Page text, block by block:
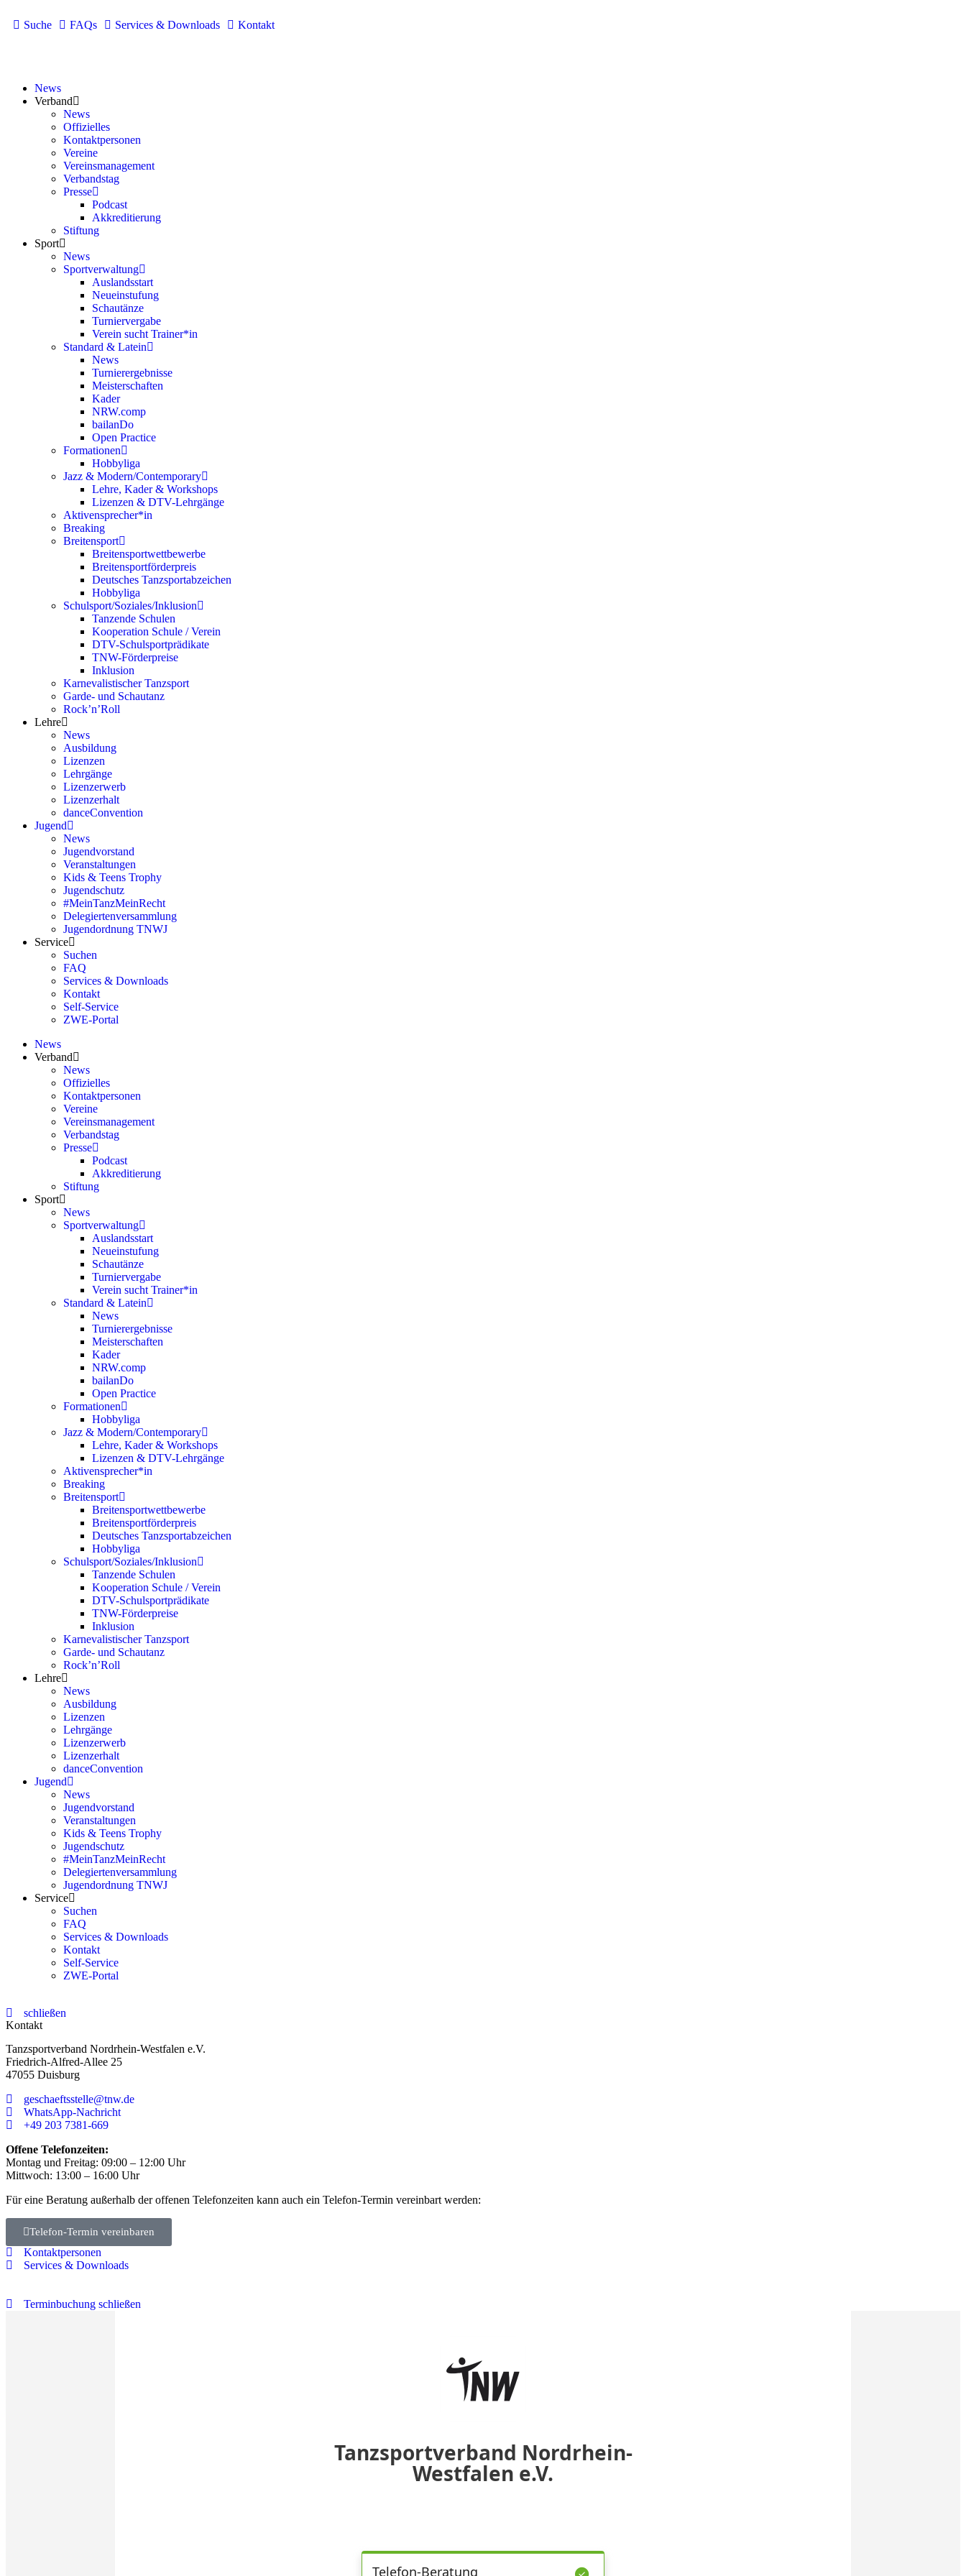
Suche FAQs Services & Downloads Kontakt
News
Verband
News
Offizielles
Kontaktpersonen
Vereine
Vereinsmanagement
Verbandstag
Presse
Podcast
Akkreditierung
Stiftung
Sport
News
Sportverwaltung
Auslandsstart
Neueinstufung
Schautänze
Turniervergabe
Verein sucht Trainer*in
Standard & Latein
News
Turnierergebnisse
Meisterschaften
Kader
NRW.comp
bailanDo
Open Practice
Formationen
Hobbyliga
Jazz & Modern/Contemporary
Lehre, Kader & Workshops
Lizenzen & DTV-Lehrgänge
Aktivensprecher*in
Breaking
Breitensport
Breitensportwettbewerbe
Breitensportförderpreis
Deutsches Tanzsportabzeichen
Hobbyliga
Schulsport/Soziales/Inklusion
Tanzende Schulen
Kooperation Schule / Verein
DTV-Schulsportprädikate
TNW-Förderpreise
Inklusion
Karnevalistischer Tanzsport
Garde- und Schautanz
Rock’n’Roll
Lehre
News
Ausbildung
Lizenzen
Lehrgänge
Lizenzerwerb
Lizenzerhalt
danceConvention
Jugend
News
Jugendvorstand
Veranstaltungen
Kids & Teens Trophy
Jugendschutz
#MeinTanzMeinRecht
Delegiertenversammlung
Jugendordnung TNWJ
Service
Suchen
FAQ
Services & Downloads
Kontakt
Self-Service
ZWE-Portal
News
Verband
News
Offizielles
Kontaktpersonen
Vereine
Vereinsmanagement
Verbandstag
Presse
Podcast
Akkreditierung
Stiftung
Sport
News
Sportverwaltung
Auslandsstart
Neueinstufung
Schautänze
Turniervergabe
Verein sucht Trainer*in
Standard & Latein
News
Turnierergebnisse
Meisterschaften
Kader
NRW.comp
bailanDo
Open Practice
Formationen
Hobbyliga
Jazz & Modern/Contemporary
Lehre, Kader & Workshops
Lizenzen & DTV-Lehrgänge
Aktivensprecher*in
Breaking
Breitensport
Breitensportwettbewerbe
Breitensportförderpreis
Deutsches Tanzsportabzeichen
Hobbyliga
Schulsport/Soziales/Inklusion
Tanzende Schulen
Kooperation Schule / Verein
DTV-Schulsportprädikate
TNW-Förderpreise
Inklusion
Karnevalistischer Tanzsport
Garde- und Schautanz
Rock’n’Roll
Lehre
News
Ausbildung
Lizenzen
Lehrgänge
Lizenzerwerb
Lizenzerhalt
danceConvention
Jugend
News
Jugendvorstand
Veranstaltungen
Kids & Teens Trophy
Jugendschutz
#MeinTanzMeinRecht
Delegiertenversammlung
Jugendordnung TNWJ
Service
Suchen
FAQ
Services & Downloads
Kontakt
Self-Service
ZWE-Portal
schließen
Kontakt
Tanzsportverband Nordrhein-Westfalen e.V.
Friedrich-Alfred-Allee 25
47055 Duisburg
geschaeftsstelle@tnw.de
WhatsApp-Nachricht
+49 203 7381-669
Offene Telefonzeiten:
Montag und Freitag: 09:00 – 12:00 Uhr
Mittwoch: 13:00 – 16:00 Uhr
Für eine Beratung außerhalb der offenen Telefonzeiten kann auch ein Telefon-Termin vereinbart werden:
Telefon-Termin vereinbaren
Kontaktpersonen
Services & Downloads
Terminbuchung schließen